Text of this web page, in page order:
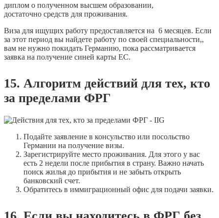
диплом о полученном высшем образовании,
достаточно средств для проживания.
Виза для ищущих работу предоставляется на 6 месяцев. Если
за этот период вы найдете работу по своей специальности,,
вам не нужно покидать Германию, пока рассматривается
заявка на получение синей карты ЕС.
15. Алгоритм действий для тех, кто
за пределами ФРГ
Подайте заявление в консульство или посольство
Германии на получение визы.
Зарегистрируйте место проживания. Для этого у вас
есть 2 недели после прибытия в страну. Важно начать
поиск жилья до прибытия и не забыть открыть
банковский счет.
Обратитесь в иммиграционный офис для подачи заявки.